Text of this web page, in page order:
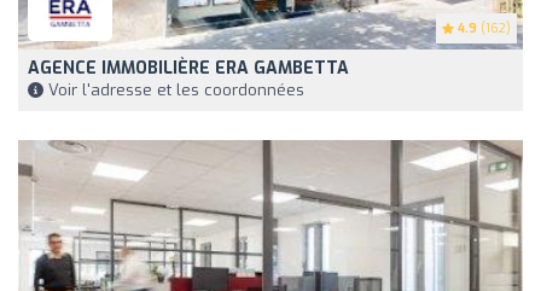
4.9 (162)
AGENCE IMMOBILIÈRE ERA GAMBETTA
Voir l'adresse et les coordonnées